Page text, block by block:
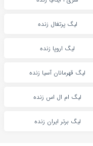
لیگ پرتغال زنده
لیگ اروپا زنده
لیگ قهرمانان آسیا زنده
لیگ ام ال اس زنده
لیگ برتر ایران زنده